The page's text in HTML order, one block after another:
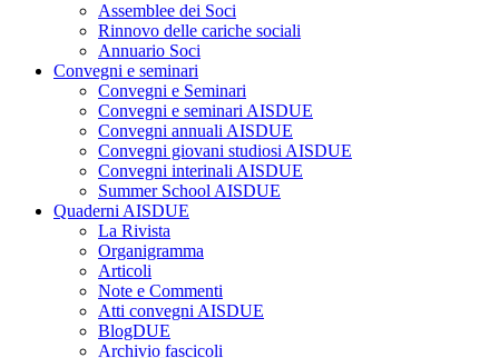
Assemblee dei Soci
Rinnovo delle cariche sociali
Annuario Soci
Convegni e seminari
Convegni e Seminari
Convegni e seminari AISDUE
Convegni annuali AISDUE
Convegni giovani studiosi AISDUE
Convegni interinali AISDUE
Summer School AISDUE
Quaderni AISDUE
La Rivista
Organigramma
Articoli
Note e Commenti
Atti convegni AISDUE
BlogDUE
Archivio fascicoli